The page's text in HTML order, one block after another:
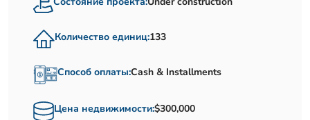
Количество единиц:133
Способ оплаты:Cash & Installments
Цена недвижимости:$300,000